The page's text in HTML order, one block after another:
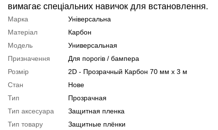
вимагає спеціальних навичок для встановлення.
Марка
Універсальна
Матеріал
Карбон
Модель
Универсальная
Призначення
Для порогів / бампера
Розмір
2D - Прозрачный Карбон 70 мм x 3 м
Стан
Нове
Тип
Прозрачная
Тип аксесуара
Защитная пленка
Тип товару
Защитные плёнки